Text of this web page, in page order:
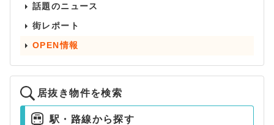
話題のニュース
街レポート
OPEN情報
居抜き物件を検索
駅・路線から探す